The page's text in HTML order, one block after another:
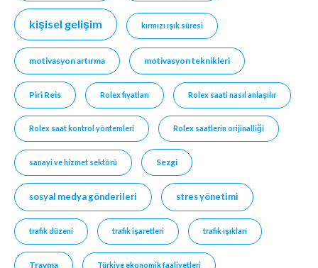
kişisel gelişim kırmızı ışık süresi
motivasyon artırma motivasyon teknikleri
Piri Reis Rolex fiyatları Rolex saati nasıl anlaşılır
Rolex saat kontrol yöntemleri Rolex saatlerin orijinalliği
sanayi ve hizmet sektörü Sezgi
sosyal medya gönderileri stres yönetimi
trafik düzeni trafik işaretleri trafik ışıkları
Travma Türkiye ekonomik faaliyetleri